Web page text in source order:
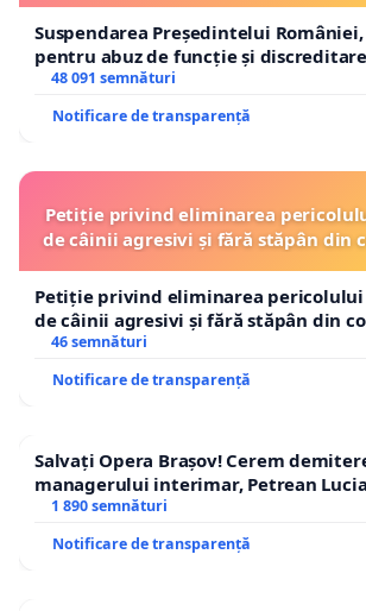
Suspendarea Președintelui
pentru abuz de funcție și
48 091 semnături
Notificare de transparență
Petiție privind eliminarea
de câinii agresivi și fără stăpân din
Petiție privind eliminarea
de câinii agresivi și fără stăpân din
46 semnături
Notificare de transparență
Salvați Opera Brașov! Cerem
managerului interimar, Petrean
1 890 semnături
Notificare de transparență